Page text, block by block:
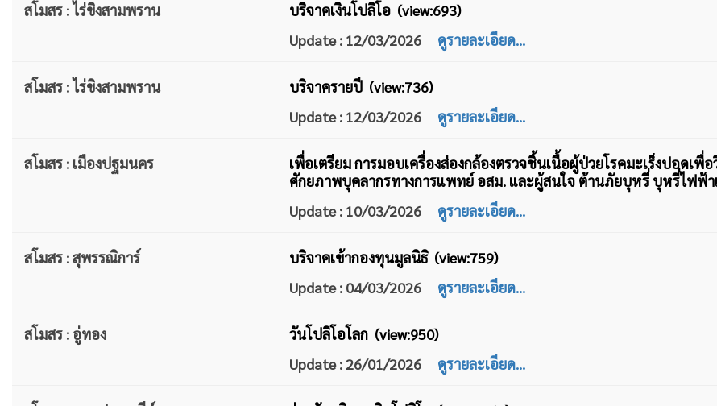
สโมสร : ไร่ขิงสามพราน
บริจาคเงินโปลิโอ (view:693)
Update : 12/03/2026 ดูรายละเอียด...
สโมสร : ไร่ขิงสามพราน
บริจาครายปี (view:736)
Update : 12/03/2026 ดูรายละเอียด...
สโมสร : เมืองปฐมนคร
เพื่อเตรียม การมอบเครื่องส่องกล้องตรวจชิ้นเนื้อผู้ป่วยโรคมะเร็งปอดเพื่
ศักยภาพบุคลากรทางการแพทย์ อสม. และผู้สนใจ ต้านภัยบุหรี่ บุหรี่ไฟฟ้า
Update : 10/03/2026 ดูรายละเอียด...
สโมสร : สุพรรณิการ์
บริจาคเข้ากองทุนมูลนิธิ (view:759)
Update : 04/03/2026 ดูรายละเอียด...
สโมสร : อู่ทอง
วันโปลิโอโลก (view:950)
Update : 26/01/2026 ดูรายละเอียด...